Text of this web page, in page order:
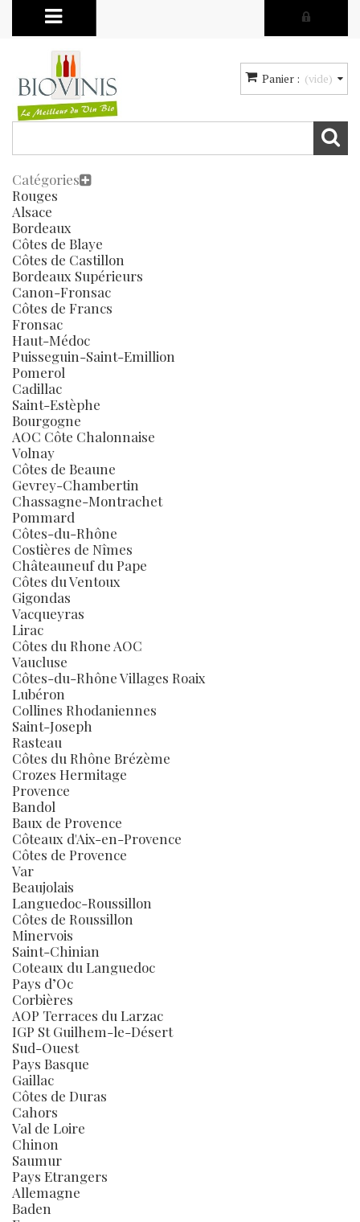
Catégories
Rouges
Alsace
Bordeaux
Côtes de Blaye
Côtes de Castillon
Bordeaux Supérieurs
Canon-Fronsac
Côtes de Francs
Fronsac
Haut-Médoc
Puisseguin-Saint-Emillion
Pomerol
Cadillac
Saint-Estèphe
Bourgogne
AOC Côte Chalonnaise
Volnay
Côtes de Beaune
Gevrey-Chambertin
Chassagne-Montrachet
Pommard
Côtes-du-Rhône
Costières de Nîmes
Châteauneuf du Pape
Côtes du Ventoux
Gigondas
Vacqueyras
Lirac
Côtes du Rhone AOC
Vaucluse
Côtes-du-Rhône Villages Roaix
Lubéron
Collines Rhodaniennes
Saint-Joseph
Rasteau
Côtes du Rhône Brézème
Crozes Hermitage
Provence
Bandol
Baux de Provence
Côteaux d'Aix-en-Provence
Côtes de Provence
Var
Beaujolais
Languedoc-Roussillon
Côtes de Roussillon
Minervois
Saint-Chinian
Coteaux du Languedoc
Pays d’Oc
Corbières
AOP Terraces du Larzac
IGP St Guilhem-le-Désert
Sud-Ouest
Pays Basque
Gaillac
Côtes de Duras
Cahors
Val de Loire
Chinon
Saumur
Pays Etrangers
Allemagne
Baden
Panier : (vide)